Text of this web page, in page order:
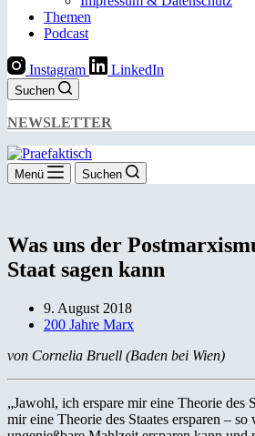
Themen
Podcast
Instagram LinkedIn
Suchen
NEWSLETTER
Menü Suchen
Was uns der
Staat sagen kann
9. August 2018
200 Jahre Marx
von Cornelia Bruell (Baden bei Wien)
„Jawohl, ich erspare mir eine Theorie des
mir eine Theorie des Staates ersparen – so